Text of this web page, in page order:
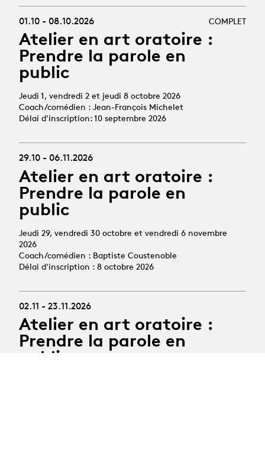
COMPLET
01.10 - 08.10.2026
Atelier en art oratoire :
Prendre la parole en
public
Jeudi 1, vendredi 2 et jeudi 8 octobre 2026
Coach/comédien : Jean-François Michelet
Délai d'inscription: 10 septembre 2026
29.10 - 06.11.2026
Atelier en art oratoire :
Prendre la parole en
public
Jeudi 29, vendredi 30 octobre et vendredi 6 novembre
2026
Coach/comédien : Baptiste Coustenoble
Délai d'inscription : 8 octobre 2026
02.11 - 23.11.2026
Atelier en art oratoire :
Prendre la parole en
public